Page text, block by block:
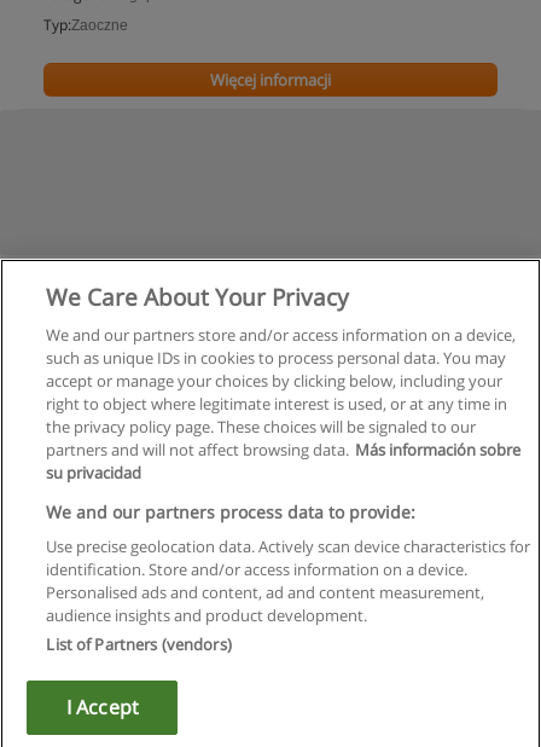
Typ:Zaoczne
Więcej informacji
Regulamin
Polityka ochrony danych osobowych
Kontakt z Educaedu
Copyright © Educaedu Business S.L. - CIF : B-95610580: -
We Care About Your Privacy
We and our partners store and/or access information on a device,
such as unique IDs in cookies to process personal data. You may
accept or manage your choices by clicking below, including your
right to object where legitimate interest is used, or at any time in
the privacy policy page. These choices will be signaled to our
partners and will not affect browsing data. Más información sobre
su privacidad
We and our partners process data to provide:
Use precise geolocation data. Actively scan device characteristics for
identification. Store and/or access information on a device.
Personalised ads and content, ad and content measurement,
audience insights and product development.
List of Partners (vendors)
I Accept